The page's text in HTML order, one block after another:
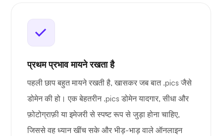
प्रथम प्रभाव मायने रखता है
पहली छाप बहुत मायने रखती है, खासकर जब बात .pics जैसे
डोमेन की हो। एक बेहतरीन .pics डोमेन यादगार, सीधा और
फ़ोटोग्राफ़ी या इमेजरी से स्पष्ट रूप से जुड़ा होना चाहिए,
जिससे वह ध्यान खींच सके और भीड़-भाड़ वाले ऑनलाइन